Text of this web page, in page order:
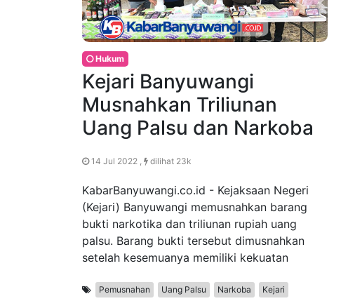
Hukum
Kejari Banyuwangi
Musnahkan Triliunan
Uang Palsu dan Narkoba
14 Jul 2022 , dilihat 23k
KabarBanyuwangi.co.id - Kejaksaan Negeri
(Kejari) Banyuwangi memusnahkan barang
bukti narkotika dan triliunan rupiah uang
palsu. Barang bukti tersebut dimusnahkan
setelah kesemuanya memiliki kekuatan
Pemusnahan Uang Palsu Narkoba
Kejari